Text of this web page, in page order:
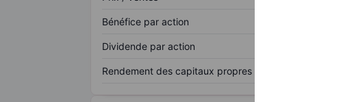
Bénéfice par action
Dividende par action
Rendement des capitaux propres